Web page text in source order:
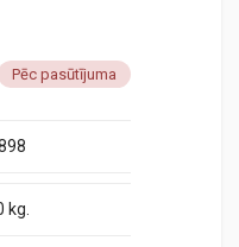
Pēc pasūtījuma
kg.